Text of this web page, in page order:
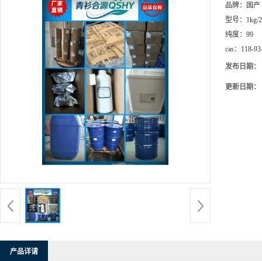
品牌：
国产
型号： 1kg/
纯度： 99
cas： 118-
发布日期：
更新日期：
产品详请